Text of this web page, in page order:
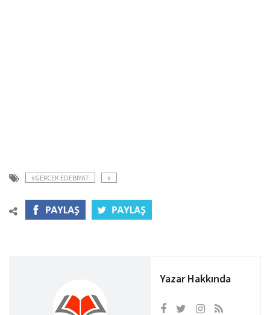
#GERCEK EDEBIYAT #
Yazar Hakkında